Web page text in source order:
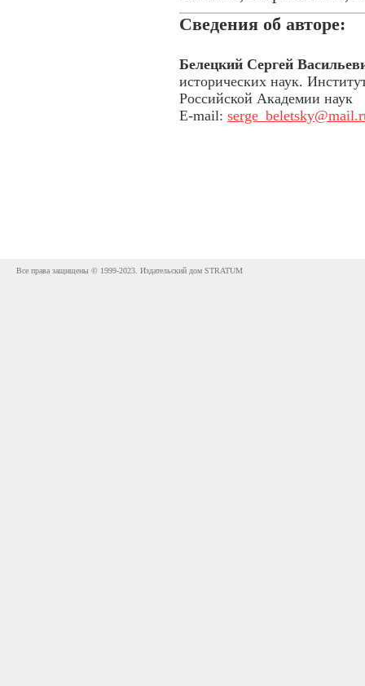
Сведения об авторе:
Белецкий Сергей
исторических наук.
Российской Академии наук
E-mail:
Все права защищены © 1999-2023. Издательский дом STRATUM